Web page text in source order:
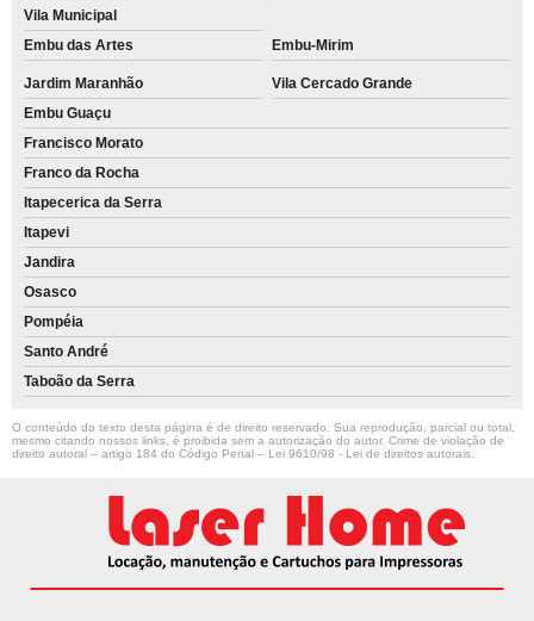
Vila Municipal
Embu das Artes
Embu-Mirim
Jardim Maranhão
Vila Cercado Grande
Embu Guaçu
Francisco Morato
Franco da Rocha
Itapecerica da Serra
Itapevi
Jandira
Osasco
Pompéia
Santo André
Taboão da Serra
O conteúdo do texto desta página é de direito reservado. Sua reprodução, parcial ou total,
mesmo citando nossos links, é proibida sem a autorização do autor. Crime de violação de
direito autoral – artigo 184 do Código Penal – Lei 9610/98 - Lei de direitos autorais